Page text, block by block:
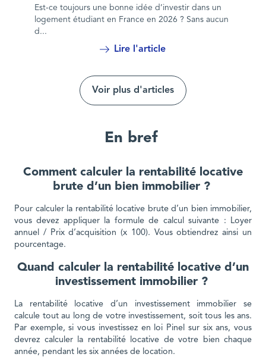
Est-ce toujours une bonne idée d’investir dans un
logement étudiant en France en 2026 ? Sans aucun
d...
Lire l'article
Voir plus d'articles
En bref
Comment calculer la rentabilité locative
brute d’un bien immobilier ?
Pour calculer la rentabilité locative brute d’un bien immobilier,
vous devez appliquer la formule de calcul suivante : Loyer
annuel / Prix d’acquisition (x 100). Vous obtiendrez ainsi un
pourcentage.
Quand calculer la rentabilité locative d’un
investissement immobilier ?
La rentabilité locative d’un investissement immobilier se
calcule tout au long de votre investissement, soit tous les ans.
Par exemple, si vous investissez en loi Pinel sur six ans, vous
devrez calculer la rentabilité locative de votre bien chaque
année, pendant les six années de location.